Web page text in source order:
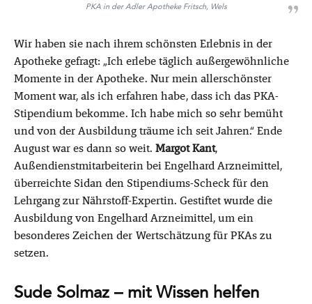
PKA in der Adler Apotheke Fritsch, Wels
Wir haben sie nach ihrem schönsten Erlebnis in der
Apotheke gefragt: „Ich erlebe täglich außergewöhnliche
Momente in der Apotheke. Nur mein allerschönster
Moment war, als ich erfahren habe, dass ich das PKA-
Stipendium bekomme. Ich habe mich so sehr bemüht
und von der Ausbildung träume ich seit Jahren.“ Ende
August war es dann so weit. Margot Kant,
Außendienstmitarbeiterin bei Engelhard Arzneimittel,
überreichte Sidan den Stipendiums-Scheck für den
Lehrgang zur Nährstoff-Expertin. Gestiftet wurde die
Ausbildung von Engelhard Arzneimittel, um ein
besonderes Zeichen der Wertschätzung für PKAs zu
setzen.
Sude Solmaz – mit Wissen helfen